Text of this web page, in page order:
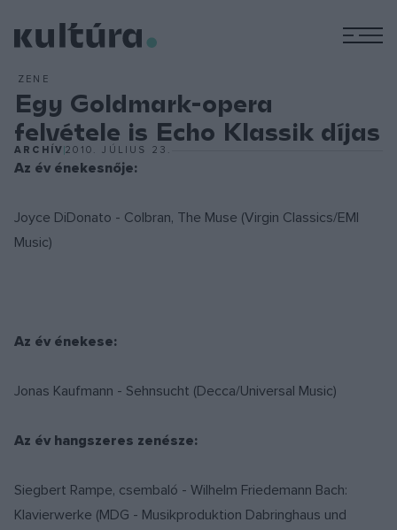
ZENE
Egy Goldmark-opera
felvétele is Echo Klassik díjas
ARCHÍV2010. JÚLIUS 23.
Az év énekesnője:
Joyce DiDonato - Colbran, The Muse (Virgin Classics/EMI
Music)
Az év énekese:
Jonas Kaufmann - Sehnsucht (Decca/Universal Music)
Az év hangszeres zenésze:
Siegbert Rampe, csembaló - Wilhelm Friedemann Bach:
Klavierwerke (MDG - Musikproduktion Dabringhaus und